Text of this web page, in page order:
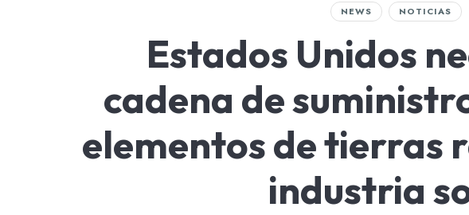
NEWS NOTICIAS
Estados Unidos
cadena de
elementos de tierras
industria